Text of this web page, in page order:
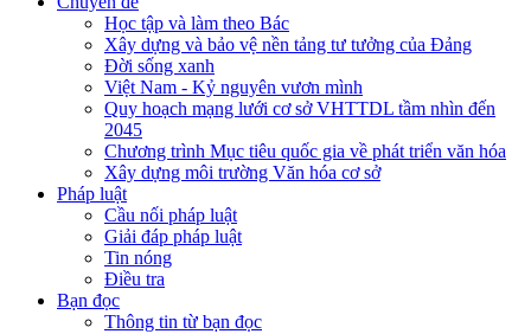
Học tập và làm theo Bác
Xây dựng và bảo vệ nền tảng tư tưởng của Đảng
Đời sống xanh
Việt Nam - Kỷ nguyên vươn mình
Quy hoạch mạng lưới cơ sở VHTTDL tầm nhìn đến
2045
Chương trình Mục tiêu quốc gia về phát triển văn hóa
Xây dựng môi trường Văn hóa cơ sở
Pháp luật
Cầu nối pháp luật
Giải đáp pháp luật
Tin nóng
Điều tra
Bạn đọc
Thông tin từ bạn đọc